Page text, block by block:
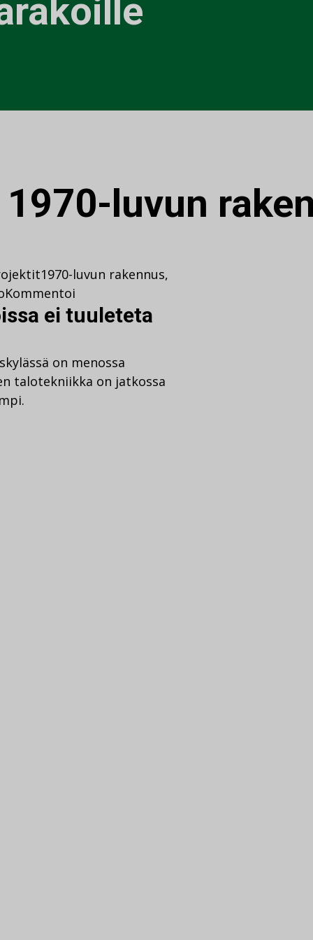
1970-luvun
1970-luvun rakennus,
Kommentoi
ei tuuleteta
on menossa
talotekniikka on jatkossa